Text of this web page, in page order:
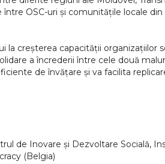
OSC-uri și comunitățile locale
la creșterea capacității
a încrederii între cele două
de învățare și va facilita
de Inovare și Dezvoltare Socială,
(Belgia)